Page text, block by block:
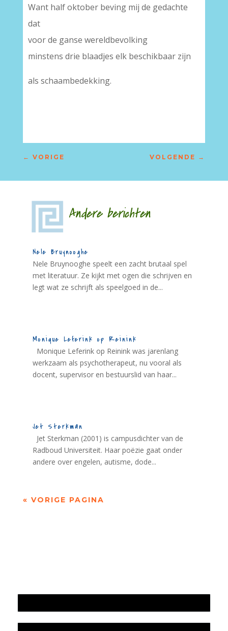
Want half oktober beving mij de gedachte
dat
voor de ganse wereldbevolking
minstens drie blaadjes elk beschikbaar zijn
als schaambedekking.
← VORIGE VOLGENDE →
Andere berichten
Nele Bruynooghe
Nele Bruynooghe speelt een zacht brutaal spel
met literatuur. Ze kijkt met ogen die schrijven en
legt wat ze schrijft als speelgoed in de...
Monique Leferink op Reinink
Monique Leferink op Reinink was jarenlang
werkzaam als psychotherapeut, nu vooral als
docent, supervisor en bestuurslid van haar...
Jet Sterkman
Jet Sterkman (2001) is campusdichter van de
Radboud Universiteit. Haar poëzie gaat onder
andere over engelen, autisme, dode...
« VORIGE PAGINA